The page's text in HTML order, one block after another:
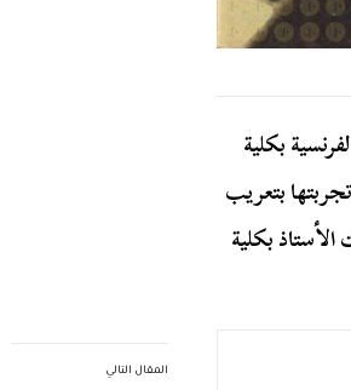
المقال التالي
بكلية
بتعريب
بكلية